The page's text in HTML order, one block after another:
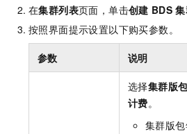
在集群列表页面，单击创建 BDS
按照界面提示设置以下购买参数。
参数 说明
选择集群版
计费。
集群版